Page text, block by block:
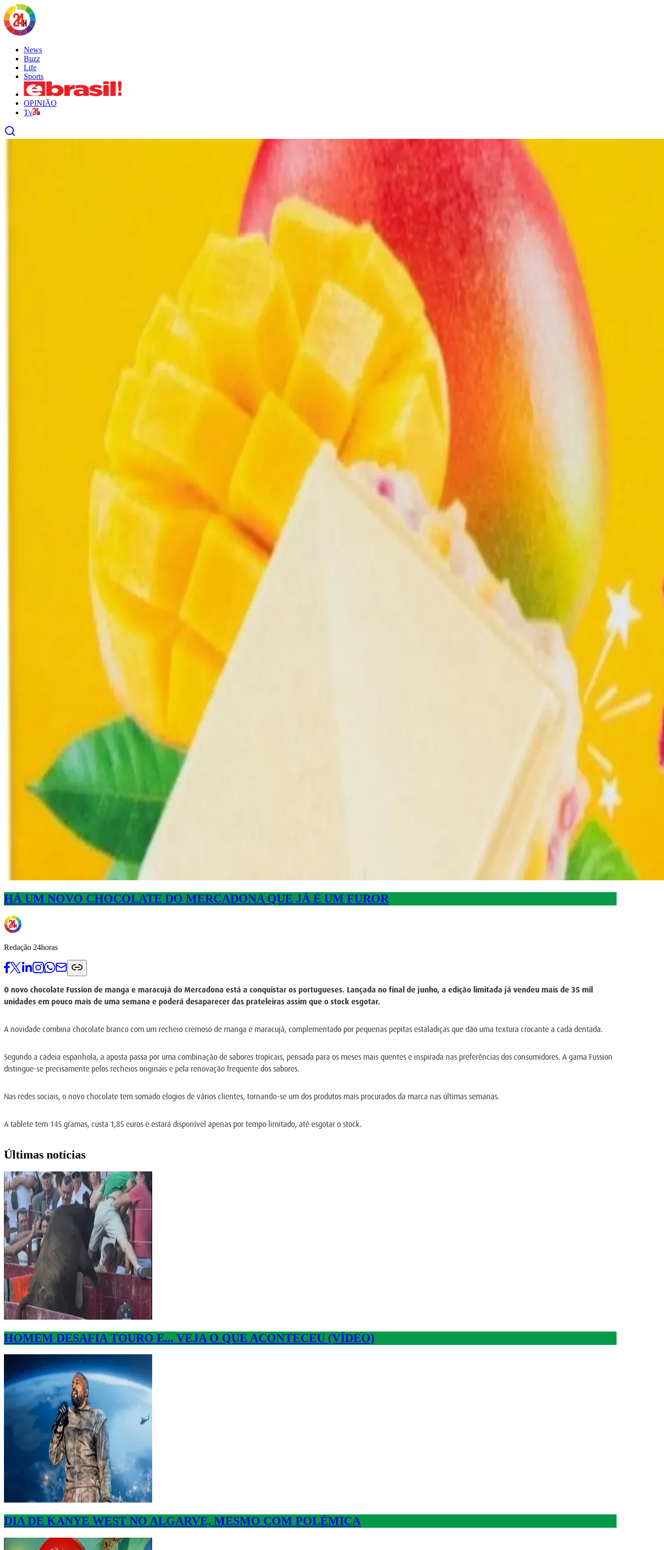
News
Buzz
Life
Sports
OPINIÃO
Tv
HÁ UM NOVO CHOCOLATE DO MERCADONA QUE JÁ É UM FUROR
Redação 24horas
O novo chocolate Fussion de manga e maracujá do Mercadona está a conquistar os portugueses. Lançada no final de junho, a edição limitada já vendeu mais de 35 mil
unidades em pouco mais de uma semana e poderá desaparecer das prateleiras assim que o stock esgotar.
A novidade combina chocolate branco com um recheio cremoso de manga e maracujá, complementado por pequenas pepitas estaladiças que dão uma textura crocante a cada dentada.
Segundo a cadeia espanhola, a aposta passa por uma combinação de sabores tropicais, pensada para os meses mais quentes e inspirada nas preferências dos consumidores. A gama Fussion
distingue-se precisamente pelos recheios originais e pela renovação frequente dos sabores.
Nas redes sociais, o novo chocolate tem somado elogios de vários clientes, tornando-se um dos produtos mais procurados da marca nas últimas semanas.
A tablete tem 145 gramas, custa 1,85 euros e estará disponível apenas por tempo limitado, até esgotar o stock.
Últimas notícias
HOMEM DESAFIA TOURO E... VEJA O QUE ACONTECEU (VÍDEO)
DIA DE KANYE WEST NO ALGARVE, MESMO COM POLÉMICA